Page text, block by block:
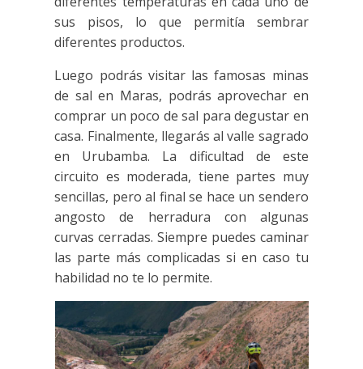
sus pisos, lo que permitía sembrar
diferentes productos.
Luego podrás visitar las famosas minas
de sal en Maras, podrás aprovechar en
comprar un poco de sal para degustar en
casa. Finalmente, llegarás al valle sagrado
en Urubamba. La dificultad de este
circuito es moderada, tiene partes muy
sencillas, pero al final se hace un sendero
angosto de herradura con algunas
curvas cerradas. Siempre puedes caminar
las parte más complicadas si en caso tu
habilidad no te lo permite.